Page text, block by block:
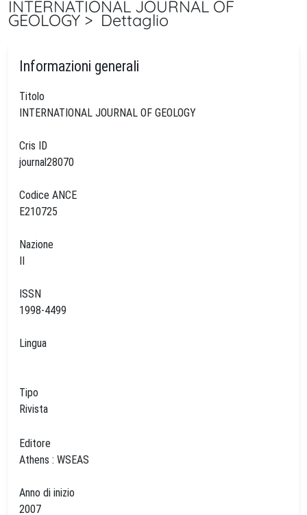
INTERNATIONAL JOURNAL OF
GEOLOGY > Dettaglio
Informazioni generali
Titolo
Cris ID
Codice ANCE
Nazione
ISSN
Lingua
Tipo
Rivista
Editore
Anno di inizio